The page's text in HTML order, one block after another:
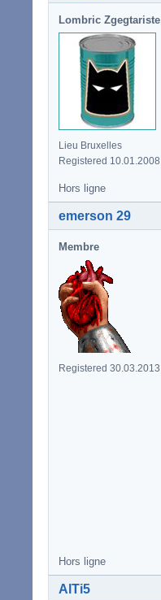
Lombric Zgegtariste
Lieu Bruxelles
Registered 10.01.2008
Hors ligne
emerson 29
Membre
Registered 30.03.2013
Hors ligne
AlTi5